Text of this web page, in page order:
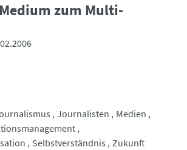
zum Multi-
Journalisten
Medien
Selbstverständnis Zukunft